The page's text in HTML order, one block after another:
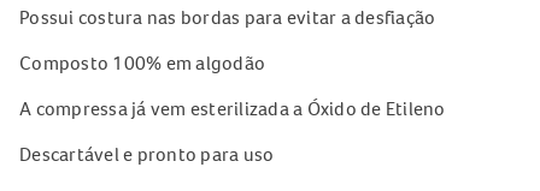
Possui costura nas bordas para evitar a desfiação
Composto 100% em algodão
A compressa já vem esterilizada a Óxido de Etileno
Descartável e pronto para uso